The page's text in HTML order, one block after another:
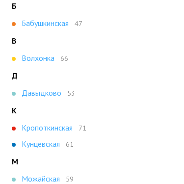
Б
Бабушкинская
47
В
Волхонка
66
Д
Давыдково
53
К
Кропоткинская
71
Кунцевская 61
М
Можайская
59